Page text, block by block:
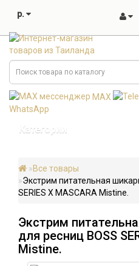
р.
MAX
WhatsApp
Категории
Все товары
Экстрим питательная
SERIES X MASCARA Mistine.
Экстрим
для ресниц BOSS
Mistine.